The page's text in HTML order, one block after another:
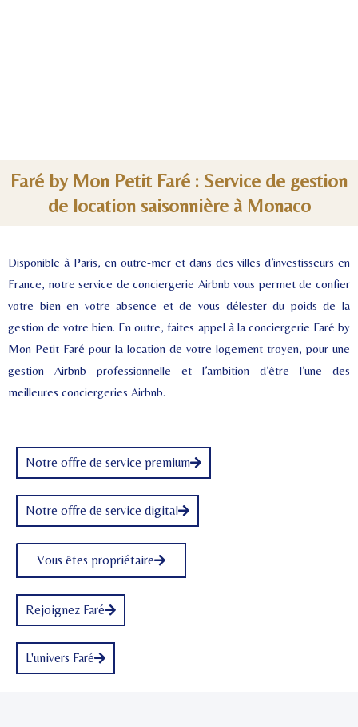
Faré by Mon Petit Faré : Service de gestion
de location saisonnière à Monaco
Disponible à Paris, en outre-mer et dans des villes d’investisseurs en
France, notre service de conciergerie Airbnb vous permet de confier
votre bien en votre absence et de vous délester du poids de la
gestion de votre bien. En outre, faites appel à la conciergerie Faré by
Mon Petit Faré pour la location de votre logement troyen, pour une
gestion Airbnb professionnelle et l’ambition d’être l’une des
meilleures conciergeries Airbnb.
Notre offre de service premium
Notre offre de service digital
Vous êtes propriétaire
Rejoignez Faré
L'univers Faré